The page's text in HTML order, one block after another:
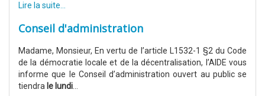
Lire la suite...
Conseil d'administration
Madame, Monsieur, En vertu de l’article L1532-1 §2 du Code
de la démocratie locale et de la décentralisation, l’AIDE vous
informe que le Conseil d’administration ouvert au public se
tiendra le lundi...